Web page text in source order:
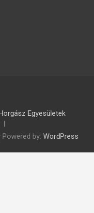
Egyesületek
Powered by: WordPress